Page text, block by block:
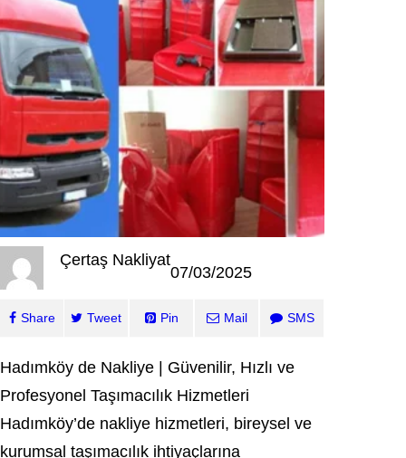
Çertaş Nakliyat
07/03/2025
Share Tweet Pin Mail SMS
Hadımköy de Nakliye | Güvenilir, Hızlı ve
Profesyonel Taşımacılık Hizmetleri
Hadımköy’de nakliye hizmetleri, bireysel ve
kurumsal taşımacılık ihtiyaçlarına